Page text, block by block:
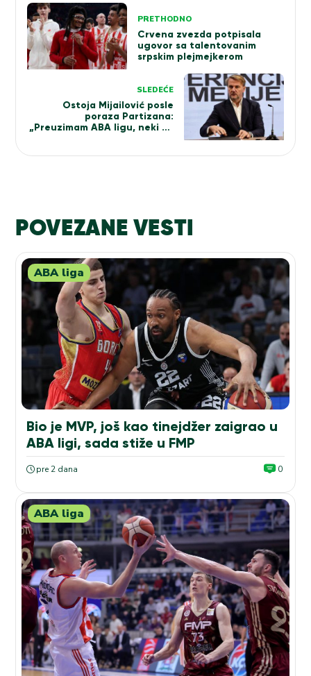
Kretanje
članka
PRETHODNO
Crvena zvezda potpisala
ugovor sa talentovanim
srpskim plejmejkerom
SLEDEĆE
Ostoja Mijailović posle
poraza Partizana:
„Preuzimam ABA ligu, neki će
POVEZANE VESTI
ABA liga
Bio je MVP, još kao tinejdžer zaigrao u
ABA ligi, sada stiže u FMP
pre 2 dana 0
ABA liga